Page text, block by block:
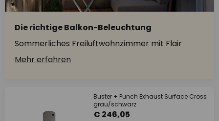
Die richtige Balkon-Beleuchtung
Sommerliches Freiluftwohnzimmer mit Flair
Mehr erfahren
Buster + Punch Exhaust Surface Cross
grau/schwarz
€ 246,05